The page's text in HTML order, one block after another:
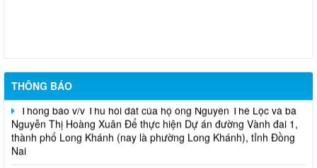
THÔNG BÁO
Long Khánh (nay là phường Long Khánh), tỉnh Đồng Nai
Thông báo v/v Thu hồi đất của hộ ông Nguyễn Thế Lộc và bà
Nguyễn Thị Hoàng Xuân Để thực hiện Dự án đường Vành đai 1,
thành phố Long Khánh (nay là phường Long Khánh), tỉnh Đồng
Nai